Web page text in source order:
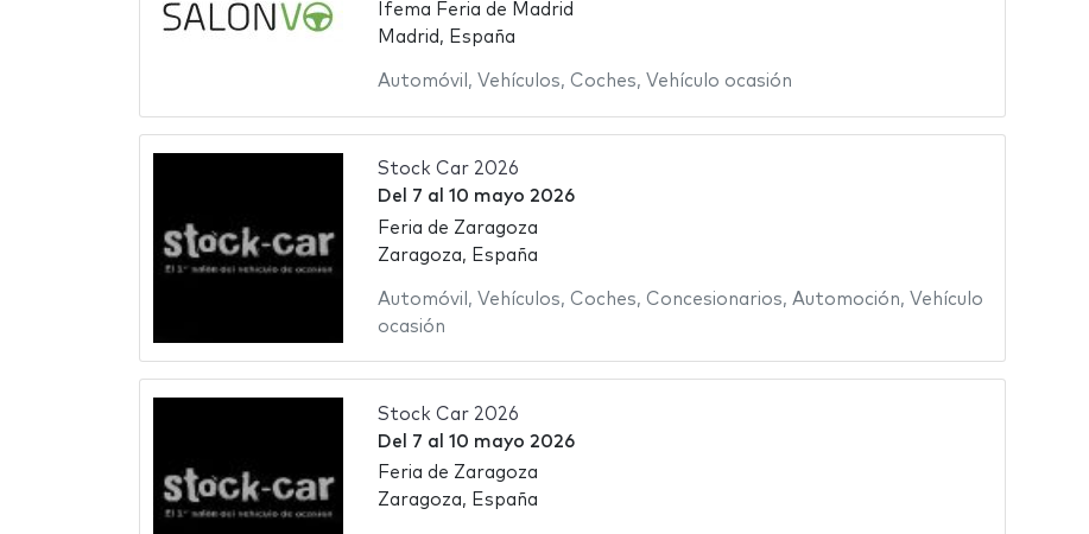
Ifema Feria de Madrid
Madrid, España
Automóvil , Vehículos, Coches, Vehículo ocasión
Stock Car 2026
Del 7 al 10 mayo 2026
Feria de Zaragoza
Zaragoza, España
Automóvil , Vehículos, Coches, Concesionarios, Automoción, Vehículo
ocasión
Stock Car 2026
Del 7 al 10 mayo 2026
Feria de Zaragoza
Zaragoza, España